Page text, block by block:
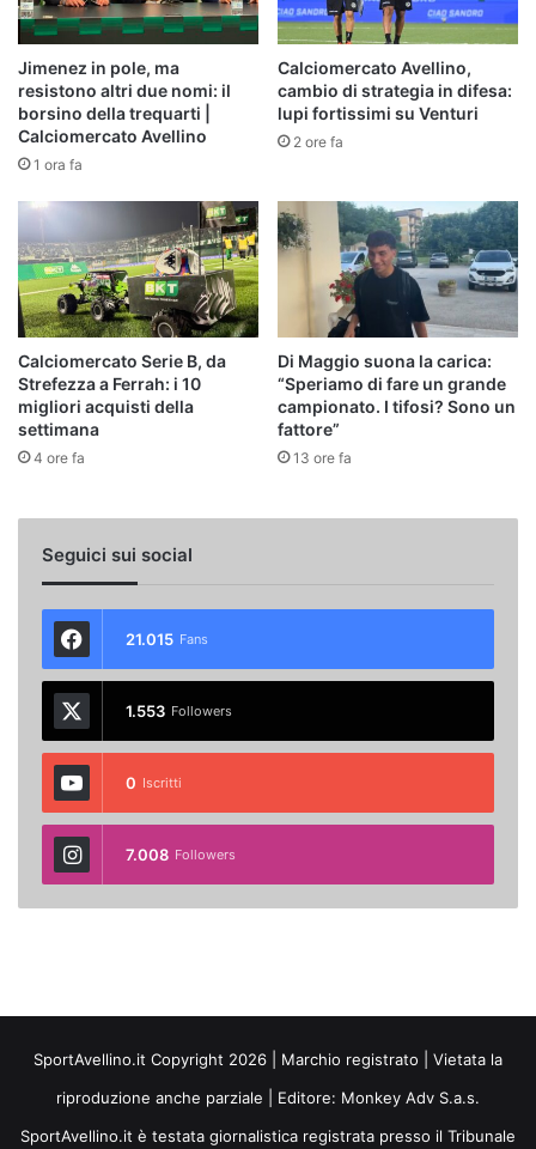
Jimenez in pole, ma
resistono altri due nomi: il
borsino della trequarti |
Calciomercato Avellino
1 ora fa
Calciomercato Avellino,
cambio di strategia in difesa:
lupi fortissimi su Venturi
2 ore fa
Calciomercato Serie B, da
Strefezza a Ferrah: i 10
migliori acquisti della
settimana
4 ore fa
Di Maggio suona la carica:
“Speriamo di fare un grande
campionato. I tifosi? Sono un
fattore”
13 ore fa
Seguici sui social
21.015 Fans
1.553 Followers
0 Iscritti
7.008 Followers
SportAvellino.it Copyright 2026 | Marchio registrato | Vietata la
riproduzione anche parziale | Editore: Monkey Adv S.a.s.
SportAvellino.it è testata giornalistica registrata presso il Tribunale